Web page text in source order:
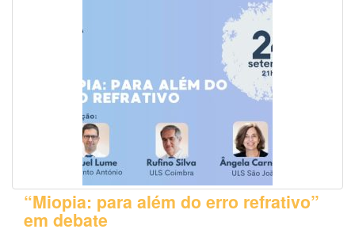
“Miopia: para além do erro refrativo”
em debate